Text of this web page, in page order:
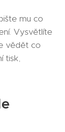
mu co
Vysvětlíte
vědět co
tisk,